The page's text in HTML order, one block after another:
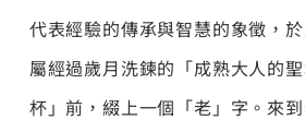
代表經驗的傳承與智慧的象徵，
屬經過歲月洗鍊的「成熟大人的
杯」前，綴上一個「老」字。來